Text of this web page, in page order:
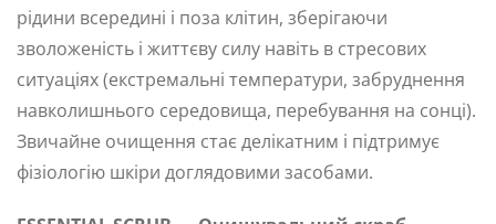
рідини всередині і поза клітин, зберігаючи
зволоженість і життєву силу навіть в стресових
ситуаціях (екстремальні температури, забруднення
навколишнього середовища, перебування на сонці).
Звичайне очищення стає делікатним і підтримує
фізіологію шкіри доглядовими засобами.